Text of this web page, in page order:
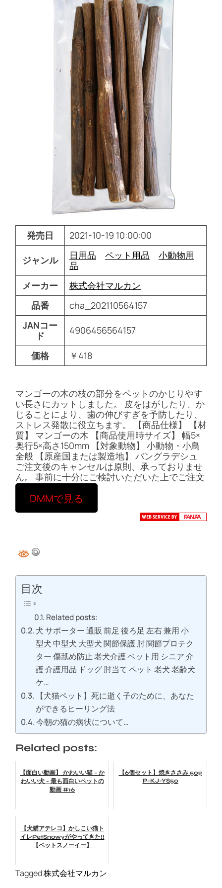
発売日 2021-10-19 10:00:00
ジャンル 日用品 ペット用品
小動物用
品
メーカー
株式会社マルカン
品番
cha_202110564157
JANコー
ド
4906456564157
価格 ￥418
マンゴーの木の枝の部分をペットのかじりやす
い長さにカットしました。 皮をはがしたり、か
じることにより、歯の伸びすぎを予防したり、
ストレス発散に役立ちます。 【商品仕様】 【材
質】 マンゴーの木 【商品使用時サイズ】 幅5×
奥行5×高さ150mm 【対象動物】 小動物・小鳥
全般 【原産国または製造地】 バングラデシュ
ご注文後のキャンセルは原則、承っておりませ
ん。 事前に十分にご検討いただいた上でご注文
ください。
DMMで見る
目次
Related posts:
犬 サポーター 通販 前足 後ろ足 左右 兼用 小
型犬 中型犬 大型犬 関節保護 肘 関節プロテク
ター 傷舐め防止 老犬介護 ペット用 シニア 介
護 介護用品 ドッグ 肘当て ペット 老犬 老齢犬
ケ…
【犬猫ペット】死に逝く子のために、あなた
ができるヒーリング法
今朝の猫の病状について…
Related posts:
【面白い動画】 かわいい猫 - か
わいい犬 - 最も面白いペットの
動画 #16
【6個セット】焼きささみ 50g
P-KJ-YS50
【犬猫アテレコ】かしこい猫ト
イレPetSnowyがやってきた!!
【ペットスノーイー】
Tagged株式会社マルカン